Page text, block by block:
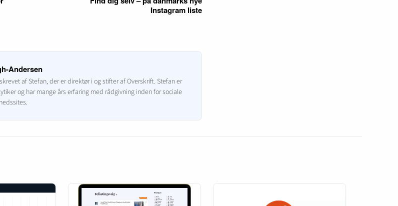
Instagram liste
Andersen
af Stefan, der er direktør i og stifter af Overskrift. Stefan er
og har mange års erfaring med rådgivning inden for sociale